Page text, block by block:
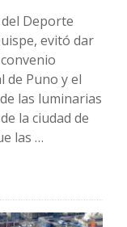
Deporte
evitó dar
de Puno y el
las luminarias
la ciudad de
las …